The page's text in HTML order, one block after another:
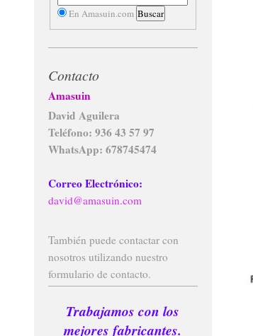
En Amasuin.com
Contacto
Amasuin
David Aguilera
Teléfono: 936 43 57 97
WhatsApp: 678745474
Correo Electrónico:
david@amasuin.com
También puede contactar con
nosotros utilizando nuestro
formulario de contacto.
Trabajamos con los
mejores fabricantes.